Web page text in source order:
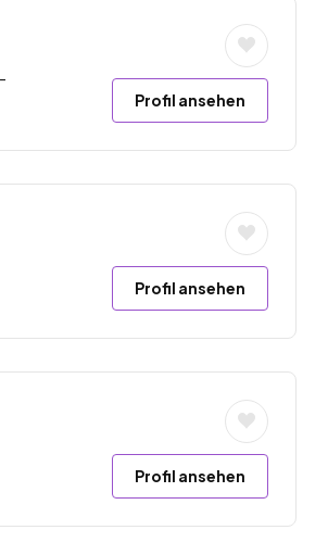
Profil ansehen
Profil ansehen
Profil ansehen